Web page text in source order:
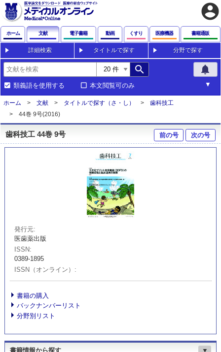
account_circle
ホーム 文献 電子書籍 動画 くすり 医療機器 書籍通販
詳細検索 タイトルで探す 分野で探す
search notifications
類義語を使用する 本文閲覧可のみ
ホーム 文献 タイトルで探す（さ・し）
歯科技工
44巻 9号(2016)
歯科技工 44巻 9号 前の号 次の号
発行元
医歯薬出版
ISSN
0389-1895
ISSN（オンライン）
書籍の購入
バックナンバーリスト
分野別リスト
書籍情報から探す ▼